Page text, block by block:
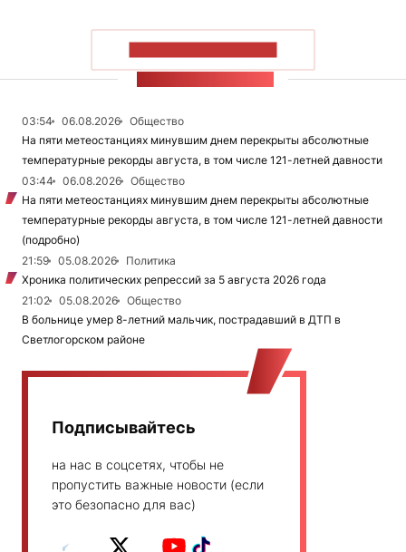
03:54 06.08.2026
Общество
На пяти метеостанциях минувшим днем перекрыты абсолютные
температурные рекорды августа, в том числе 121-летней давности
03:44
06.08.2026
Общество
На пяти метеостанциях минувшим днем перекрыты абсолютные
температурные рекорды августа, в том числе 121-летней давности
(подробно)
21:59
05.08.2026
Политика
Хроника политических репрессий за 5 августа 2026 года
21:02
05.08.2026
Общество
В больнице умер 8-летний мальчик, пострадавший в ДТП в
Светлогорском районе
Подписывайтесь
на нас в соцсетях, чтобы не
пропустить важные новости (если
это безопасно для вас)